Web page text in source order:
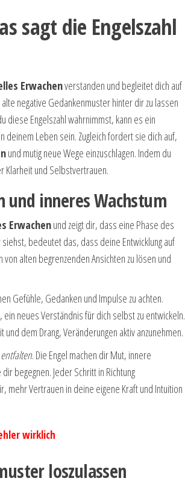
sagt die Engelszahl
Erwachenverstanden und begleitet dich auf
negative Gedankenmuster hinter dir zu lassen
diese Engelszahl wahrnimmst, kann es ein
deinem Leben sein. Zugleich fordert sie dich auf,
und mutig neue Wege einzuschlagen. Indem du
Klarheit und Selbstvertrauen.
inneres Wachstum
Erwachenund zeigt dir, dass eine Phase des
bedeutet das, dass deine Entwicklung auf
alten begrenzenden Ansichten zu lösen und
Gefühle, Gedanken und Impulse zu achten.
neues Verständnis für dich selbst zu entwickeln.
dem Drang, Veränderungen aktiv anzunehmen.
. Die Engel machen dir Mut, innere
begegnen. Jeder Schritt in Richtung
mehr Vertrauen in deine eigene Kraft und Intuition
wirklich
loszulassen